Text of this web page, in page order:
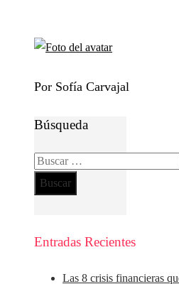
Por Sofía Carvajal
Búsqueda
Buscar:
Entradas Recientes
Las 8 crisis financieras